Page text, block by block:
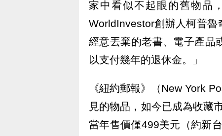
家中看似不起眼的舊物品
WorldInvestor創辦人柯普
經意丟棄的老書、電子產品
以支付幾年的退休金。」
《紐約郵報》（New York
見的物品，如今已成為收藏
當年售價僅499美元（約新